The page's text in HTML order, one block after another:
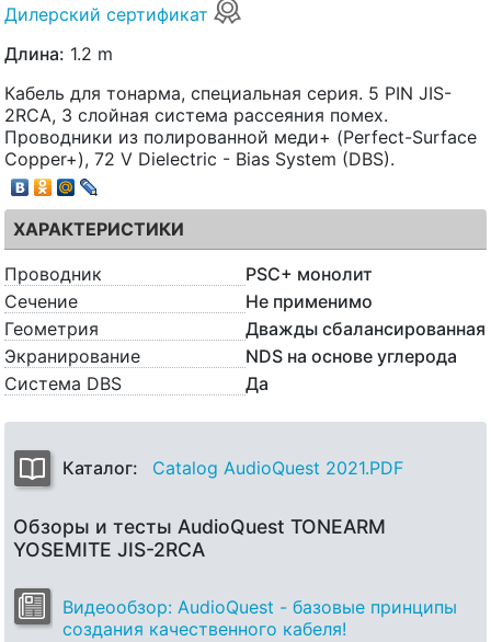
Дилерский сертификат
Длина: 1.2 m
Кабель для тонарма, специальная серия. 5 PIN JIS-
2RCA, 3 слойная система рассеяния помеx.
Проводники из полированной меди+ (Perfect-Surface
Copper+), 72 V Dielectric - Bias System (DBS).
ХАРАКТЕРИСТИКИ
Проводник
PSC+ монолит
Сечение
Не применимо
Геометрия
Дважды сбалансированная
Экранирование
NDS на основе углерода
Система DBS
Да
Каталог: Catalog AudioQuest 2021.PDF
Обзоры и тесты AudioQuest TONEARM
YOSEMITE JIS-2RCA
Видеообзор: AudioQuest - базовые принципы
создания качественного кабеля!